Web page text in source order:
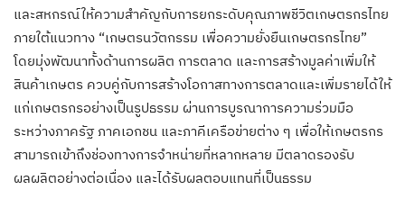
และสหกรณ์ให้ความสำคัญกับการยกระดับคุณภาพชีวิตเกษตรกรไทย
ภายใต้แนวทาง “เกษตรนวัตกรรม เพื่อความยั่งยืนเกษตรกรไทย”
โดยมุ่งพัฒนาทั้งด้านการผลิต การตลาด และการสร้างมูลค่าเพิ่มให้
สินค้าเกษตร ควบคู่กับการสร้างโอกาสทางการตลาดและเพิ่มรายได้ให้
แก่เกษตรกรอย่างเป็นรูปธรรม ผ่านการบูรณาการความร่วมมือ
ระหว่างภาครัฐ ภาคเอกชน และภาคีเครือข่ายต่าง ๆ เพื่อให้เกษตรกร
สามารถเข้าถึงช่องทางการจำหน่ายที่หลากหลาย มีตลาดรองรับ
ผลผลิตอย่างต่อเนื่อง และได้รับผลตอบแทนที่เป็นธรรม